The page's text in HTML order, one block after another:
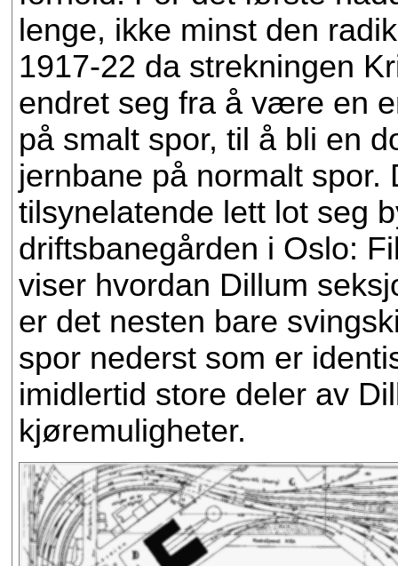
lenge, ikke minst den
1917-22 da strekningen
endret seg fra å være en
på smalt spor, til å bli en
jernbane på normalt
tilsynelatende lett lot seg
driftsbanegården i Oslo:
viser hvordan Dillum
er det nesten bare
spor nederst som er
imidlertid store deler av
kjøremuligheter.